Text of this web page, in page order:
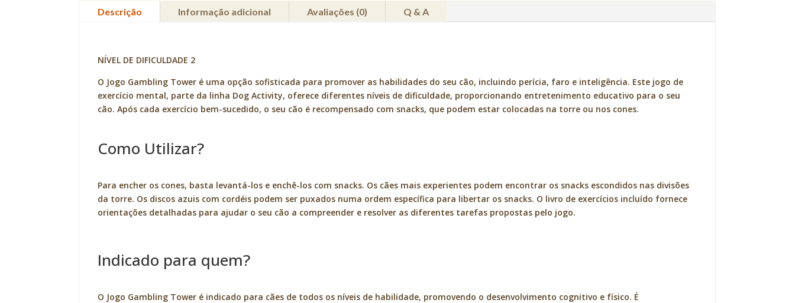
-
Nível
Descrição Informação adicional Avaliações (0) Q & A
NÍVEL DE DIFICULDADE 2
O Jogo Gambling Tower é uma opção sofisticada para promover as habilidades do seu cão, incluindo perícia, faro e inteligência. Este jogo de
exercício mental, parte da linha Dog Activity, oferece diferentes níveis de dificuldade, proporcionando entretenimento educativo para o seu
cão. Após cada exercício bem-sucedido, o seu cão é recompensado com snacks, que podem estar colocadas na torre ou nos cones.
Como Utilizar?
Para encher os cones, basta levantá-los e enchê-los com snacks. Os cães mais experientes podem encontrar os snacks escondidos nas divisões
da torre. Os discos azuis com cordéis podem ser puxados numa ordem específica para libertar os snacks. O livro de exercícios incluído fornece
orientações detalhadas para ajudar o seu cão a compreender e resolver as diferentes tarefas propostas pelo jogo.
Indicado para quem?
O Jogo Gambling Tower é indicado para cães de todos os níveis de habilidade, promovendo o desenvolvimento cognitivo e físico. É